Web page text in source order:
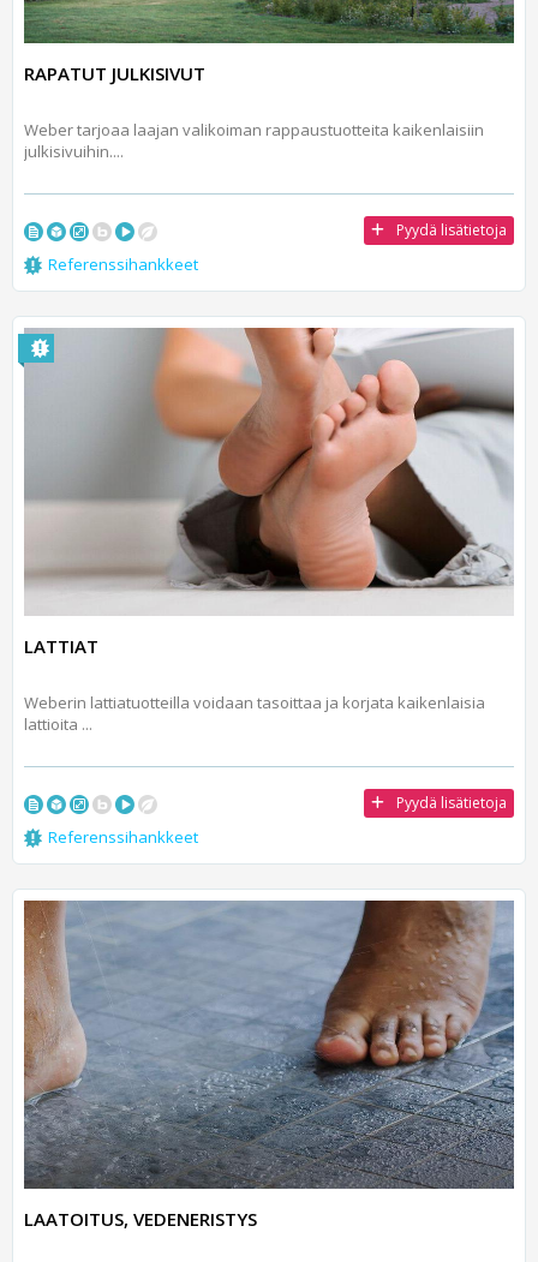
RAPATUT JULKISIVUT
Weber tarjoaa laajan valikoiman rappaustuotteita kaikenlaisiin
julkisivuihin....
Pyydä lisätietoja
Referenssihankkeet
LATTIAT
Weberin lattiatuotteilla voidaan tasoittaa ja korjata kaikenlaisia
lattioita ...
Pyydä lisätietoja
Referenssihankkeet
LAATOITUS, VEDENERISTYS